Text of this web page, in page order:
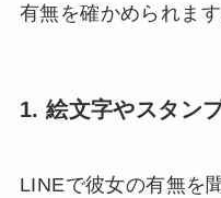
有無を確かめられます
1. 絵文字やスタン
LINEで彼女の有無を